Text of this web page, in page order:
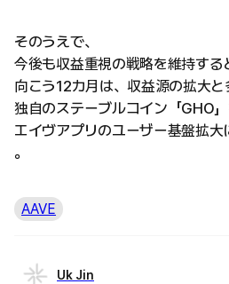
そのうえで、
今後も収益重視の戦略を維持する
向こう12カ月は、収益源の拡大と
独自のステーブルコイン「GHO
エイヴアプリのユーザー基盤拡
。
AAVE
Uk Jin